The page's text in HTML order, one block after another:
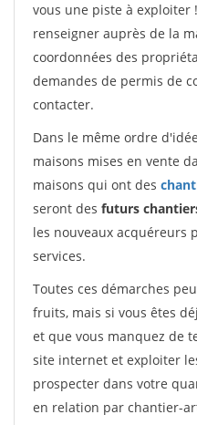
vous une piste à exploiter
renseigner auprès de la
coordonnées des
demandes de permis de
contacter.
Dans le même ordre
maisons mises en vente
maisons qui ont des
seront des futurs
les nouveaux acquéreurs
services.
Toutes ces démarches
fruits, mais si vous êtes
et que vous manquez de
site internet et exploiter
prospecter dans votre
en relation par chantier-